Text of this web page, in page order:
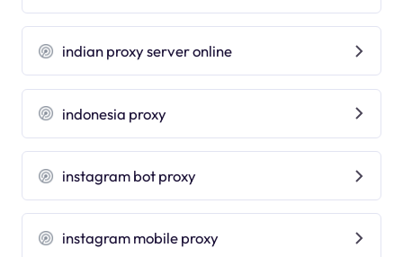
indian proxy server online
indonesia proxy
instagram bot proxy
instagram mobile proxy